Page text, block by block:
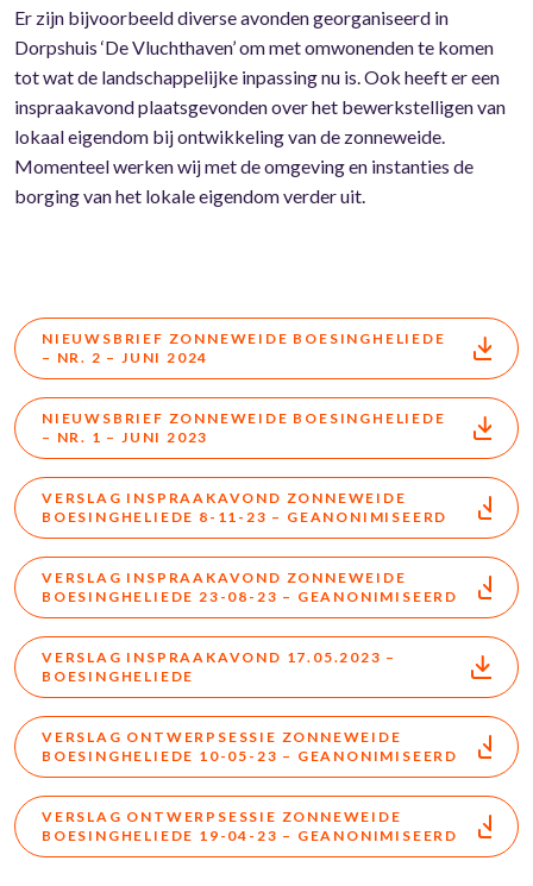
Er zijn bijvoorbeeld diverse avonden georganiseerd in
Dorpshuis ‘De Vluchthaven’ om met omwonenden te komen
tot wat de landschappelijke inpassing nu is. Ook heeft er een
inspraakavond plaatsgevonden over het bewerkstelligen van
lokaal eigendom bij ontwikkeling van de zonneweide.
Momenteel werken wij met de omgeving en instanties de
borging van het lokale eigendom verder uit.
NIEUWSBRIEF ZONNEWEIDE BOESINGHELIEDE
– NR. 2 – JUNI 2024
NIEUWSBRIEF ZONNEWEIDE BOESINGHELIEDE
– NR. 1 – JUNI 2023
VERSLAG INSPRAAKAVOND ZONNEWEIDE
BOESINGHELIEDE 8-11-23 – GEANONIMISEERD
VERSLAG INSPRAAKAVOND ZONNEWEIDE
BOESINGHELIEDE 23-08-23 – GEANONIMISEERD
VERSLAG INSPRAAKAVOND 17.05.2023 –
BOESINGHELIEDE
VERSLAG ONTWERPSESSIE ZONNEWEIDE
BOESINGHELIEDE 10-05-23 – GEANONIMISEERD
VERSLAG ONTWERPSESSIE ZONNEWEIDE
BOESINGHELIEDE 19-04-23 – GEANONIMISEERD